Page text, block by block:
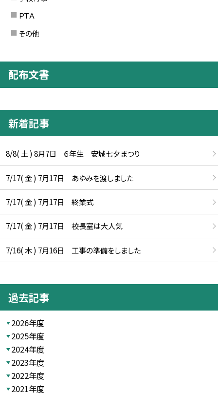
ＰＴＡ
その他
配布文書
新着記事
8/8( 土 ) 8月7日 ６年生 安城七夕まつり
7/17( 金 ) 7月17日 あゆみを渡しました
7/17( 金 ) 7月17日 終業式
7/17( 金 ) 7月17日 校長室は大人気
7/16( 木 ) 7月16日 工事の準備をしました
過去記事
2026年度
2025年度
2024年度
2023年度
2022年度
2021年度